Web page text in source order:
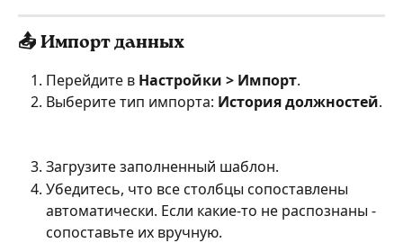
📤 Импорт данных
Перейдите в Настройки > Импорт.
Выберите тип импорта: История должностей.
Загрузите заполненный шаблон.
Убедитесь, что все столбцы сопоставлены
автоматически. Если какие-то не распознаны -
сопоставьте их вручную.